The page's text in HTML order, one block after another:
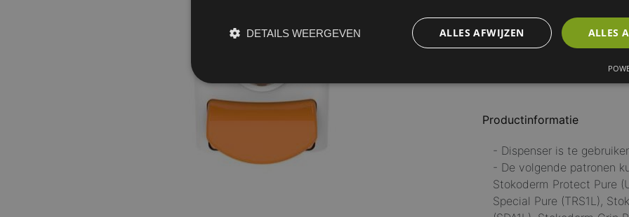
Productinformatie
- Dispenser is te
- De volgende patronen
Stokoderm Protect Pure
Special Pure (TRS1L),
ALLES
ALLES AFWIJZEN
DETAILS WEERGEVEN